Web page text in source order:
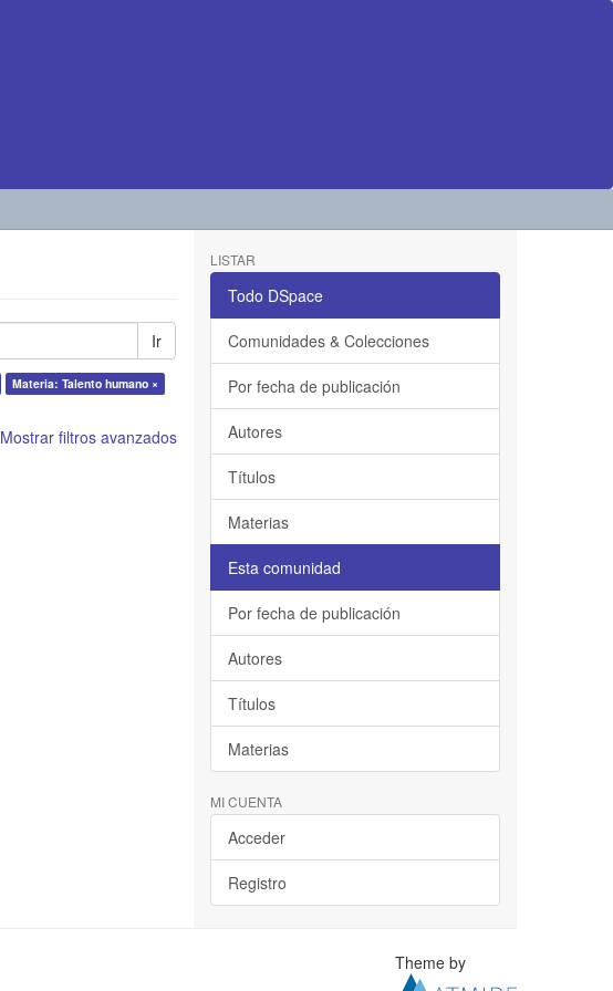
Ir
Materia: Talento humano ×
Mostrar filtros avanzados
LISTAR
Todo DSpace
Comunidades & Colecciones
Por fecha de publicación
Autores
Títulos
Materias
Esta comunidad
Por fecha de publicación
Autores
Títulos
Materias
MI CUENTA
Acceder
Registro
Theme by